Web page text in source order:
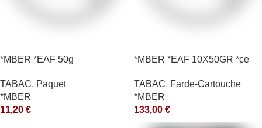
*MBER *EAF 50g
TABAC, Paquet
*MBER
11,20 €
*MBER *EAF 10X50GR *ce
TABAC, Farde-Cartouche
*MBER
133,00 €